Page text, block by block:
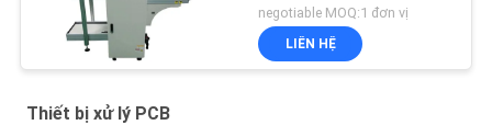
negotiable MOQ:1 đơn vị
LIÊN HỆ
Thiết bị xử lý PCB